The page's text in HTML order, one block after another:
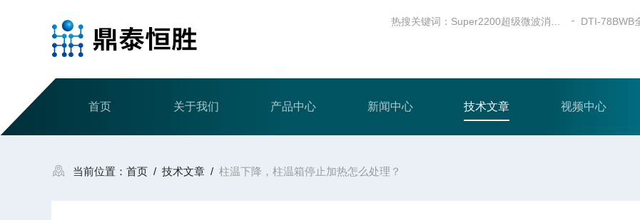
热搜关键词：
首页 关于我们 产品中心 新闻中心 技术文章 视频中心
当前位置： 首页 / 技术文章 / 柱温下降，柱温箱停止加热怎么处理？